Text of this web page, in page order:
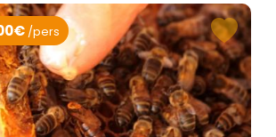
/pers